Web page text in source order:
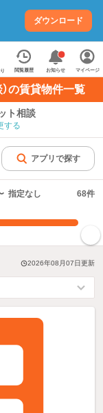
ダウンロード
閲覧履歴 お知らせ マイページ
の賃貸物件一覧
ト相談
する
アプリで探す
指定なし 68件
2026年08月07日更新